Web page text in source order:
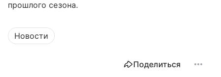
прошлого сезона.
Новости
Поделиться